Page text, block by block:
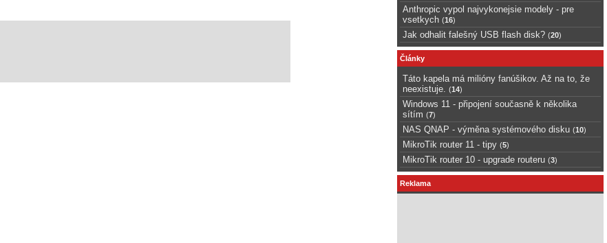
Anthropic vypol najvykonejsie modely - pre
vsetkych (16)
Jak odhalit falešný USB flash disk? (20)
Články
Táto kapela má milióny fanúšikov. Až na to, že
neexistuje.
(14)
Windows 11 - připojení současně k několika
sítím (7)
NAS QNAP - výměna systémového disku (10)
MikroTik router 11 - tipy (5)
MikroTik router 10 - upgrade routeru (3)
Reklama